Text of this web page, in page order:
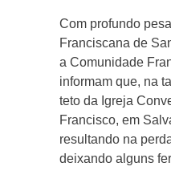
Com profundo
Franciscana de
a Comunidade
informam que, na
teto da Igreja
Francisco, em
resultando na
deixando alguns